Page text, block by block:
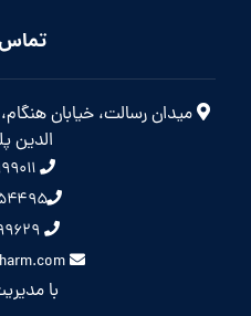
تماس
میدان رسالت، خیابان
الدین
۰۲۱۷۷۱۹۹۶۲۹
info@sofacharm.com
با